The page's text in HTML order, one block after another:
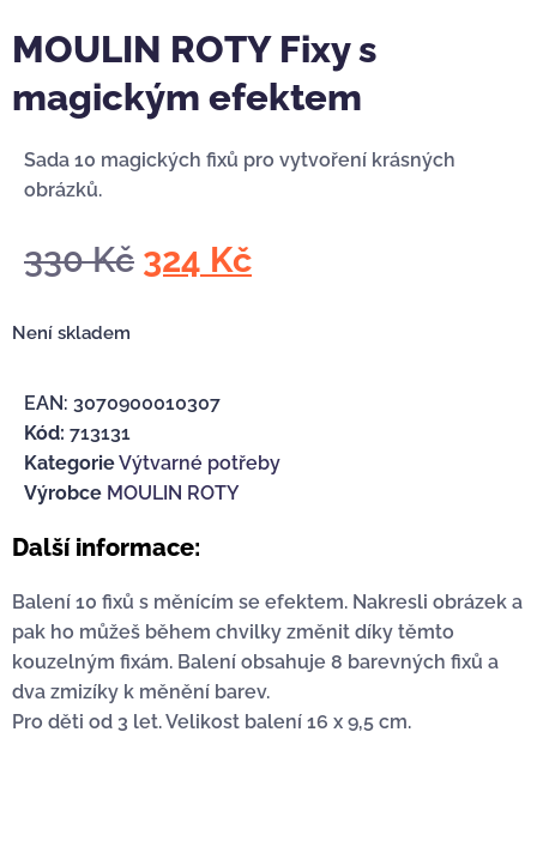
MOULIN ROTY Fixy s
magickým efektem
Sada 10 magických fixů pro vytvoření krásných
obrázků.
330Kč 324 Kč
Není skladem
EAN: 3070900010307
Kód: 713131
KategorieVýtvarné potřeby
Výrobce MOULIN ROTY
Další informace:
Balení 10 fixů s měnícím se efektem. Nakresli obrázek a
pak ho můžeš během chvilky změnit díky těmto
kouzelným fixám. Balení obsahuje 8 barevných fixů a
dva zmizíky k měnění barev.
Pro děti od 3 let. Velikost balení 16 x 9,5 cm.